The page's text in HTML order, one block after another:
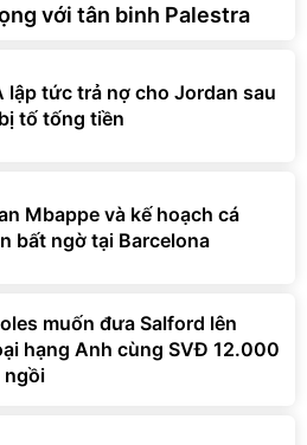
với tân binh Palestra
lập tức trả nợ cho Jordan sau
tố tống tiền
Mbappe và kế hoạch cá
bất ngờ tại Barcelona
muốn đưa Salford lên
hạng Anh cùng SVĐ 12.000
ngồi